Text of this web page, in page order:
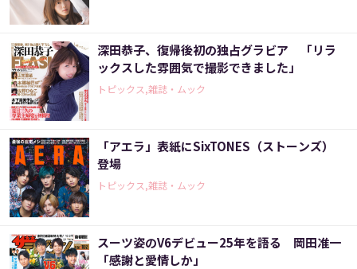
深田恭子、復帰後初の独占グラビア 「リラ
ックスした雰囲気で撮影できました」
トピックス,雑誌・ムック
「アエラ」表紙にSixTONES（ストーンズ）
登場
トピックス,雑誌・ムック
スーツ姿のV6デビュー25年を語る 岡田准一
「感謝と愛情しか」